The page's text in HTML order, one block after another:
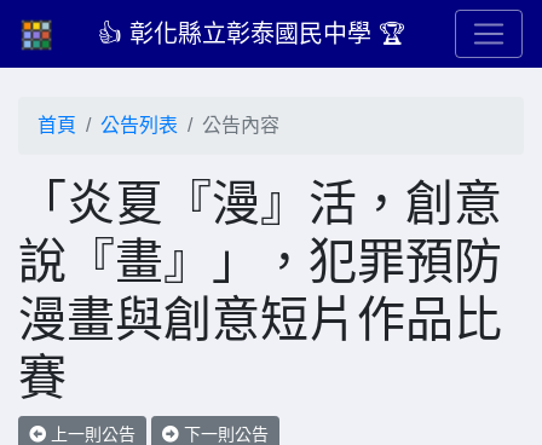
👍 彰化縣立彰泰國民中學 🏆
首頁 公告列表 公告內容
「炎夏『漫』活，創意
說『畫』」，犯罪預防
漫畫與創意短片作品比
賽
上一則公告 下一則公告